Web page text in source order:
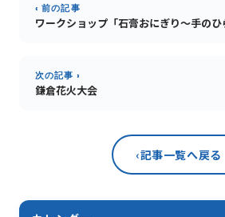
‹ 前の記事
ワークショップ「石膏おにぎり～手のひ
次の記事 ›
鎌倉花火大会
‹記事一覧へ戻る